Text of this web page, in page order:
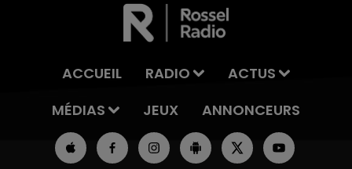
ACCUEIL RADIO
ACTUS
MÉDIAS
JEUX ANNONCEURS